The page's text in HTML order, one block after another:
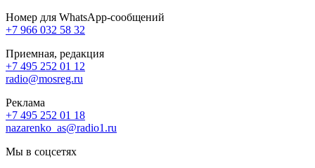
Номер для WhatsApp-сообщений
+7 966 032 58 32
Приемная, редакция
+7 495 252 01 12
radio@mosreg.ru
Реклама
+7 495 252 01 18
nazarenko_as@radio1.ru
Мы в соцсетях